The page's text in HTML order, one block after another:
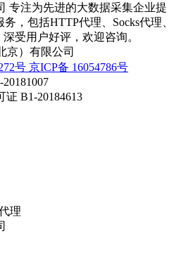
专注为先进的大数据采集企业提
，包括HTTP代理、Socks代理、
受用户好评，欢迎咨询。
京）有限公司
号 京ICP备 16054786号
B1-20184613
理